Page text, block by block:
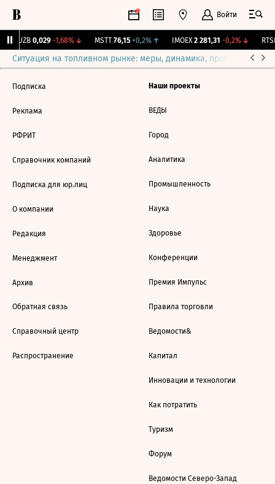
Войти
KUZB 0,029 -1,68%↓ MSTT 76,15 +0,2%↑ IMOEX 2 281,31 -0,2%↓ RTSI
Ситуация на топливном рынке: меры, динамика, прогнозы
Подписка
Реклама
РФРИТ
Справочник компаний
Подписка для юр.лиц
О компании
Редакция
Менеджмент
Архив
Обратная связь
Справочный центр
Распространение
Наши проекты
ВЕДЫ
Город
Аналитика
Промышленность
Наука
Здоровье
Конференции
Премия Импульс
Правила торговли
Ведомости&
Капитал
Инновации и технологии
Как потратить
Туризм
Форум
Ведомости Северо-Запад